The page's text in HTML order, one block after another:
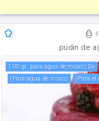
pudin de
100 gr. para agua de rosas) De
(para agua de rosas)
(para